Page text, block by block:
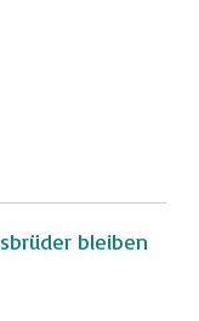
bleiben